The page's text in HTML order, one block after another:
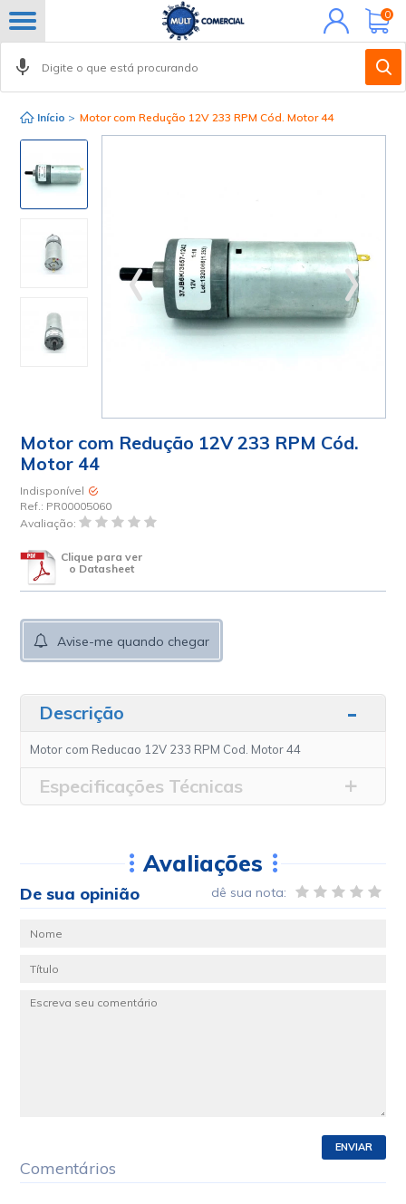
Minha
conta
0
Início > Motor com Redução 12V 233 RPM Cód. Motor 44
Motor com Redução 12V 233 RPM Cód.
Motor 44
Indisponível
Ref.: PR00005060
Avaliação:
Clique para ver
o Datasheet
Avise-me quando chegar
Descrição
Motor com Reducao 12V 233 RPM Cod. Motor 44
Especificações Técnicas
Avaliações
De sua opinião dê sua nota:
ENVIAR
Comentários